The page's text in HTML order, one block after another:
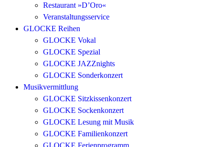
Restaurant »D’Oro«
Veranstaltungsservice
GLOCKE Reihen
GLOCKE Vokal
GLOCKE Spezial
GLOCKE JAZZnights
GLOCKE Sonderkonzert
Musikvermittlung
GLOCKE Sitzkissenkonzert
GLOCKE Sockenkonzert
GLOCKE Lesung mit Musik
GLOCKE Familienkonzert
GLOCKE Ferienprogramm